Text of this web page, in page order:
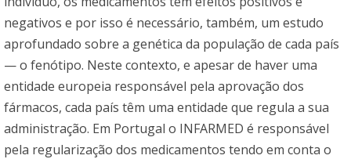
negativos e por isso é necessário, também, um estudo
aprofundado sobre a genética da população de cada país
— o fenótipo. Neste contexto, e apesar de haver uma
entidade europeia responsável pela aprovação dos
fármacos, cada país têm uma entidade que regula a sua
administração. Em Portugal o INFARMED é responsável
pela regularização dos medicamentos tendo em conta o